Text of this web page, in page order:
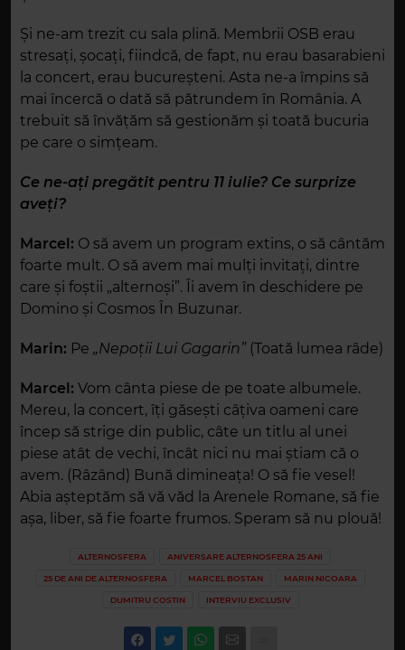
Și ne-am trezit cu sala plină. Membrii OSB erau
stresați, șocați, fiindcă, de fapt, nu erau basarabieni
la concert, erau bucureșteni. Asta ne-a împins să
mai încercă o dată să pătrundem în România. A
trebuit să învățăm să gestionăm și toată bucuria
pe care o simțeam.
Ce ne-ați pregătit pentru 11 iulie? Ce surprize
aveți?
Marcel: O să avem un program extins, o să cântăm
foarte mult. O să avem mai mulți invitați, dintre
care și foștii „alternoși”. Îi avem în deschidere pe
Domino și Cosmos În Buzunar.
Marin: Pe „Nepoții Lui Gagarin”(Toată lumea râde)
Marcel: Vom cânta piese de pe toate albumele.
Mereu, la concert, îți găsești câțiva oameni care
încep să strige din public, câte un titlu al unei
piese atât de vechi, încât nici nu mai știam că o
avem. (Râzând) Bună dimineața! O să fie vesel!
Abia așteptăm să vă văd la Arenele Romane, să fie
așa, liber, să fie foarte frumos. Speram să nu plouă!
ALTERNOSFERA ANIVERSARE ALTERNOSFERA 25 ANI
25 DE ANI DE ALTERNOSFERA MARCEL BOSTAN MARIN NICOARA
DUMITRU COSTIN INTERVIU EXCLUSIV